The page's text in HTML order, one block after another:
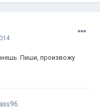
Пиши, произвожу